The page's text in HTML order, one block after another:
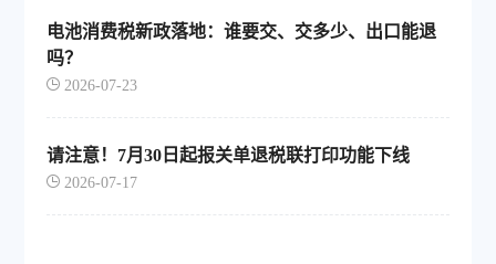
电池消费税新政落地：谁要交、交多少、出口能退
吗？
2026-07-23
请注意！7月30日起报关单退税联打印功能下线
2026-07-17